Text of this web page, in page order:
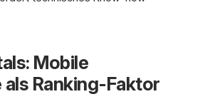
Mobile
Ranking-Faktor